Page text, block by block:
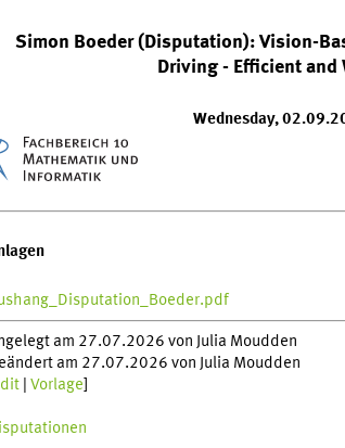
Simon Boeder (Disputation): Vision-
Driving - Efficient
Wednesday,
am 27.07.2026 von Julia Moudden
am 27.07.2026 von Julia Moudden
| Vorlage